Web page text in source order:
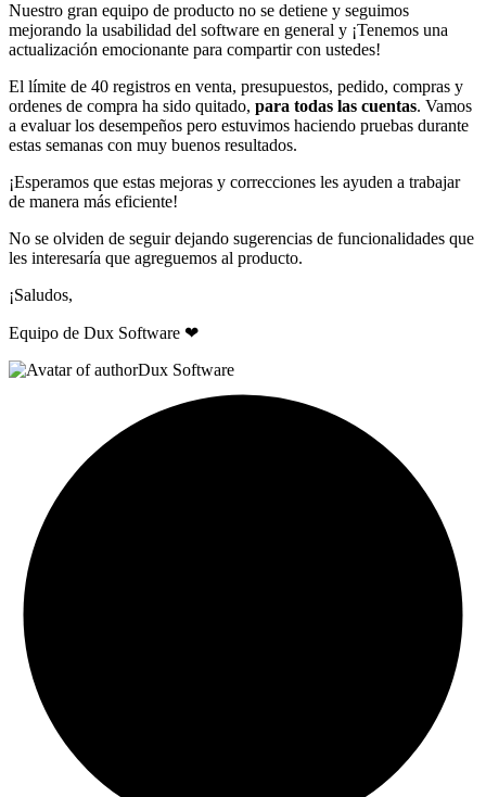
Nuestro gran equipo de producto no se detiene y seguimos
mejorando la usabilidad del software en general y ¡Tenemos una
actualización emocionante para compartir con ustedes!
El límite de 40 registros en venta, presupuestos, pedido, compras y
ordenes de compra ha sido quitado, para todas las cuentas. Vamos
a evaluar los desempeños pero estuvimos haciendo pruebas durante
estas semanas con muy buenos resultados.
¡Esperamos que estas mejoras y correcciones les ayuden a trabajar
de manera más eficiente!
No se olviden de seguir dejando sugerencias de funcionalidades que
les interesaría que agreguemos al producto.
¡Saludos,
Equipo de Dux Software ❤
Dux Software